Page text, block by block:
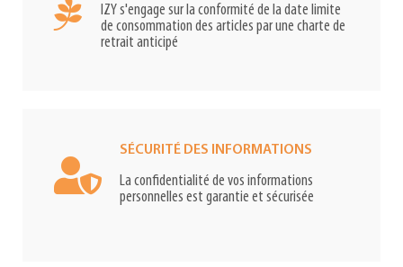
IZY s'engage sur la conformité de la date limite
de consommation des articles par une charte de
retrait anticipé
SÉCURITÉ DES INFORMATIONS
La confidentialité de vos informations
personnelles est garantie et sécurisée